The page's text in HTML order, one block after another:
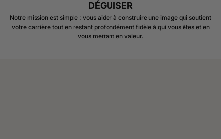
DÉGUISER
Notre mission est simple : vous aider à construire une image qui soutient
votre carrière tout en restant profondément fidèle à qui vous êtes et en
vous mettant en valeur.